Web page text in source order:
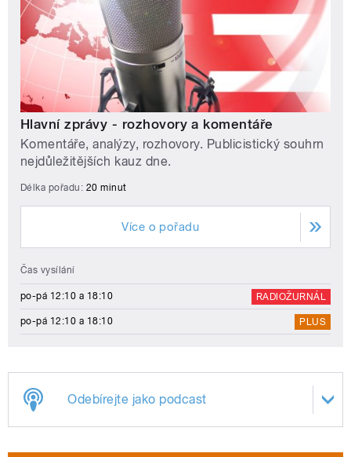
Hlavní zprávy - rozhovory a komentáře
Komentáře, analýzy, rozhovory. Publicistický souhrn
nejdůležitějších kauz dne.
Délka pořadu: 20 minut
Více o pořadu
Čas vysílání
po-pá 12:10 a 18:10 RADIOŽURNÁL
po-pá 12:10 a 18:10 PLUS
Odebírejte jako podcast